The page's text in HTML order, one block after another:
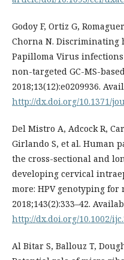
Godoy F, Ortiz G,
Chorna N.
Papilloma Virus
non-targeted GC-MS-
2018;13(12):e0209936.
http://dx.doi.org/10.1371/
Del Mistro A, Adcock R,
Girlando S, et al. Human
the cross-sectional and
developing cervical
more: HPV genotyping for
2018;143(2):333–42.
http://dx.doi.org/10.1002/
Al Bitar S, Ballouz T,